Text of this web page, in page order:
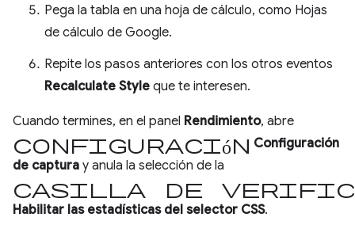
Pega la tabla en una hoja de cálculo, como Hojas
de cálculo de Google.
Repite los pasos anteriores con los otros eventos
Recalculate Style que te interesen.
Cuando termines, en el panel Rendimiento, abre
Configuración Configuración
de captura y anula la selección de la
casilla de
Habilitar las estadísticas del selector CSS.